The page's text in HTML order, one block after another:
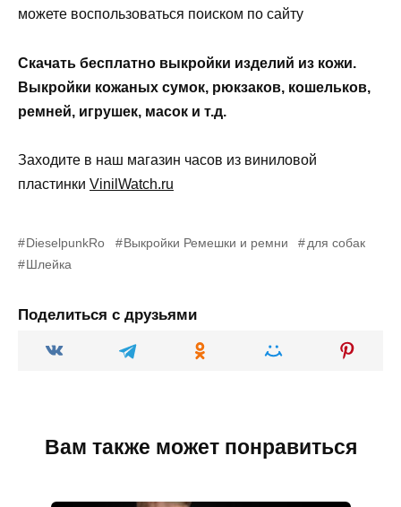
можете воспользоваться поиском по сайту
Скачать бесплатно выкройки изделий из кожи.
Выкройки кожаных сумок, рюкзаков, кошельков,
ремней, игрушек, масок и т.д.
Заходите в наш магазин часов из виниловой
пластинки VinilWatch.ru
DieselpunkRo Выкройки Ремешки и ремни
для собак
Шлейка
Поделиться с друзьями
Вам также может понравиться